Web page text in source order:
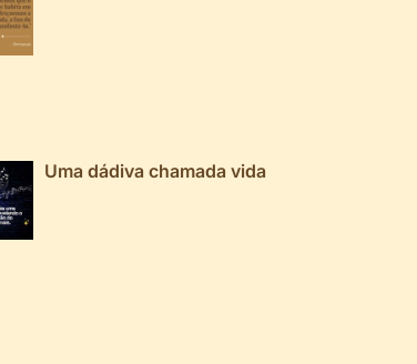
Uma dádiva chamada vida